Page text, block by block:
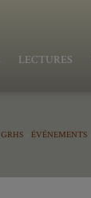
LECTURES
GRHS ÉVÉNEMENTS